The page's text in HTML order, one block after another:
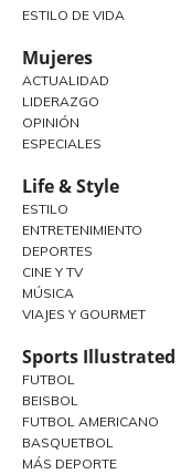
ESTILO DE VIDA
Mujeres
ACTUALIDAD
LIDERAZGO
OPINIÓN
ESPECIALES
Life & Style
ESTILO
ENTRETENIMIENTO
DEPORTES
CINE Y TV
MÚSICA
VIAJES Y GOURMET
Sports Illustrated
FUTBOL
BEISBOL
FUTBOL AMERICANO
BASQUETBOL
MÁS DEPORTE